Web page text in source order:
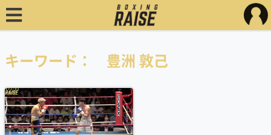
キーワード： 豊洲 敦己